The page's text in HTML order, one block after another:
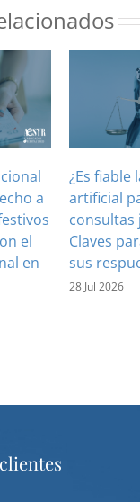
a
el
en
¿Es fiable
artificial
consultas
Claves
sus
28 Jul 2026